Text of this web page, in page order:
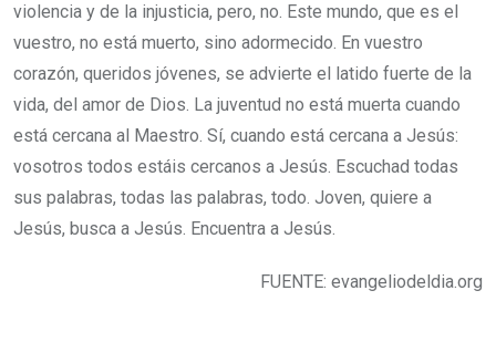
violencia y de la injusticia, pero, no. Este mundo, que es el
vuestro, no está muerto, sino adormecido. En vuestro
corazón, queridos jóvenes, se advierte el latido fuerte de la
vida, del amor de Dios. La juventud no está muerta cuando
está cercana al Maestro. Sí, cuando está cercana a Jesús:
vosotros todos estáis cercanos a Jesús. Escuchad todas
sus palabras, todas las palabras, todo. Joven, quiere a
Jesús, busca a Jesús. Encuentra a Jesús.
FUENTE: evangeliodeldia.org